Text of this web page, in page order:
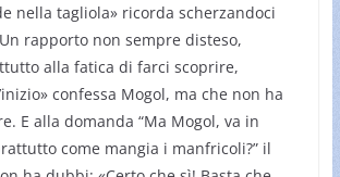
nella tagliola» ricorda scherzandoci
rapporto non sempre disteso,
alla fatica di farci scoprire,
confessa Mogol, ma che non ha
E alla domanda “Ma Mogol, va in
come mangia i manfricoli?” il